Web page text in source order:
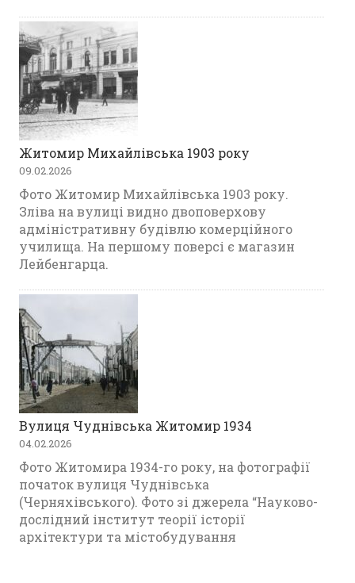
Житомир Михайлівська 1903 року
09.02.2026
Фото Житомир Михайлівська 1903 року.
Зліва на вулиці видно двоповерхову
адміністративну будівлю комерційного
училища. На першому поверсі є магазин
Лейбенгарца.
Вулиця Чуднівська Житомир 1934
04.02.2026
Фото Житомира 1934-го року, на фотографії
початок вулиця Чуднівська
(Черняхівського). Фото зі джерела “Науково-
дослідний інститут теорії історії
архітектури та містобудування